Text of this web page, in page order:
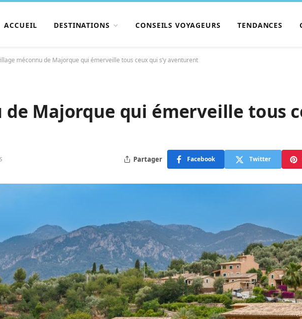
ACCUEIL DESTINATIONS CONSEILS VOYAGEURS TENDANCES
méconnu de Majorque qui émerveille tous ceux qui s’y aventurent
Majorque qui émerveille tous
Partager Facebook Twitter